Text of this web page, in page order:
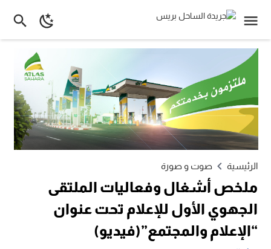
الرئيسية صوت و صورة
ملخص أشغال وفعاليات الملتقى
الجهوي الأول للإعلام تحت عنوان
“الإعلام والمجتمع”(فيديو)